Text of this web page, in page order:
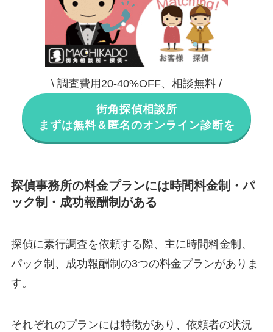
\ 調査費用20-40%OFF、相談無料 /
街角探偵相談所
まずは無料＆匿名のオンライン診断を
探偵事務所の料金プランには時間料金制・パ
ック制・成功報酬制がある
探偵に素行調査を依頼する際、主に時間料金制、
パック制、成功報酬制の3つの料金プランがありま
す。
それぞれのプランには特徴があり、依頼者の状況